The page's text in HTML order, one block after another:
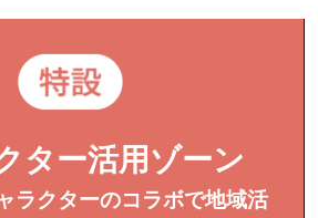
ター活用ゾーン
ラクターのコラボで地域活